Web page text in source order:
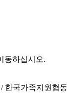
동하십시오.
한국가족지원협동